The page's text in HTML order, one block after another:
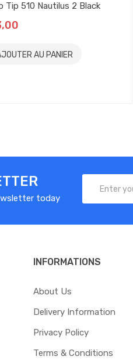
Tip 510 Nautilus 2 Black
AU PANIER
today
INFORMATIONS
About Us
Delivery Information
Privacy Policy
Terms & Conditions